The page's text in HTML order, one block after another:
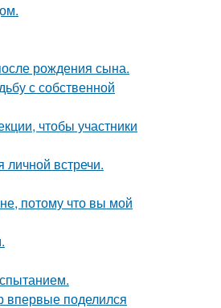
рождения сына.
с собственной
чтобы участники
встречи.
потому что вы мой
поделился